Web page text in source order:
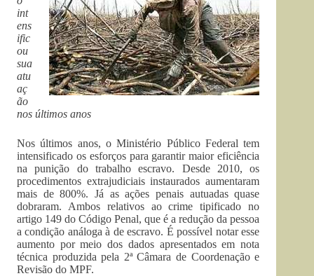
int
ens
ific
ou
sua
atu
aç
ão
nos últimos anos
Nos últimos anos, o Ministério Público Federal tem
intensificado os esforços para garantir maior eficiência
na punição do trabalho escravo. Desde 2010, os
procedimentos extrajudiciais instaurados aumentaram
mais de 800%. Já as ações penais autuadas quase
dobraram. Ambos relativos ao crime tipificado no
artigo 149 do Código Penal, que é a redução da pessoa
a condição análoga à de escravo. É possível notar esse
aumento por meio dos dados apresentados em nota
técnica produzida pela 2ª Câmara de Coordenação e
Revisão do MPF.